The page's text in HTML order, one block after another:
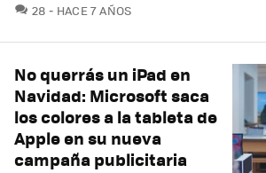
28 COMENTARIOS
HACE 7 AÑOS
No querrás un iPad en
Navidad: Microsoft saca
los colores a la tableta de
Apple en su nueva
campaña publicitaria